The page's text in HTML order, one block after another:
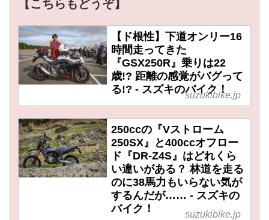
【こちらもどうぞ】
【ド根性】下道オンリー16
時間走ってきた
『GSX250R』乗りは22
歳!? 距離の感覚がバグって
る!? - スズキのバイク！
suzukibike.jp
250ccの『Vストローム
250SX』と400ccオフロー
ド『DR-Z4S』はどれくら
い違いがある？ 林道を走る
のに38馬力もいらない気が
するんだが…… - スズキの
バイク！
suzukibike.jp